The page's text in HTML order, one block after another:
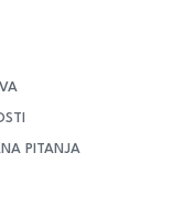
PITANJA